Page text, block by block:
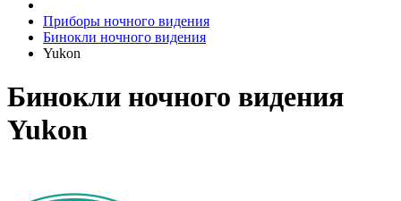
Приборы ночного видения
Бинокли ночного видения
Yukon
Бинокли ночного видения
Yukon